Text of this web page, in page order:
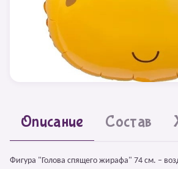
Описание Состав
Фигура "Голова спящего жирафа" 74 см. –